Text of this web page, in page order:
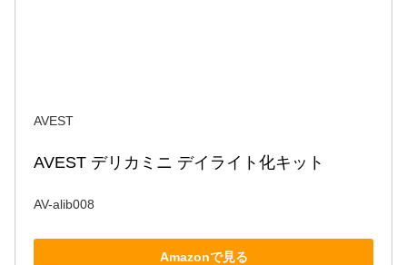
AVEST
AVEST デリカミニ デイライト化キット
AV-alib008
Amazonで見る